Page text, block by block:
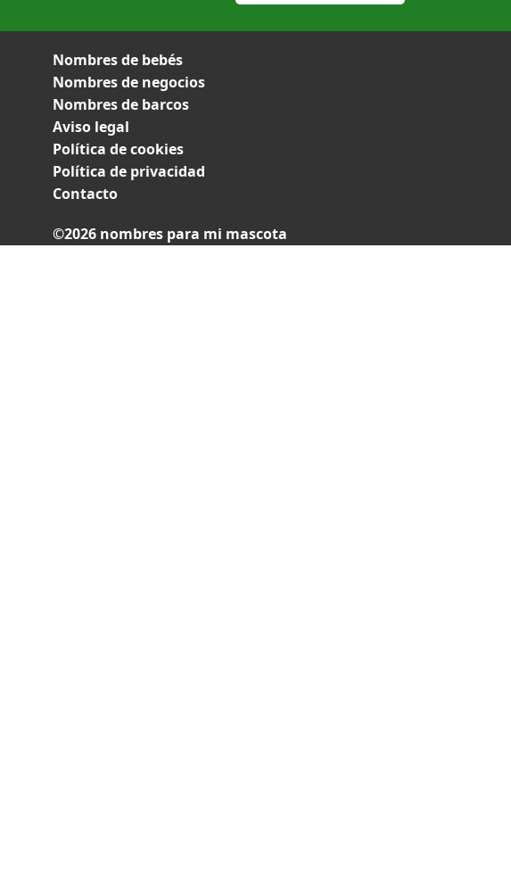
Nombres de bebés
Nombres de negocios
Nombres de barcos
Aviso legal
Política de cookies
Política de privacidad
Contacto
©2026 nombres para mi mascota